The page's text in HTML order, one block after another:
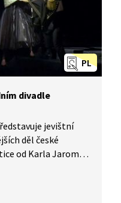
PL
divadle
jevištní
děl české
od Karla Jaromíra
ND interpretace